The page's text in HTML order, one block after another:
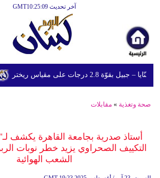
آخر تحديث GMT10:25:09
2.8 درجات على مقياس ريختر
صحة وتغذية » مقابلات
أستاذ صدرية بجامعة القاهرة يكشف
التكييف الصحراوي يزيد خطر نوبات
الشعب الهوائية